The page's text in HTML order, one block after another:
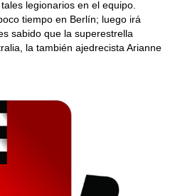
legionarios en el equipo.
tiempo en Berlín; luego irá
sabido que la superestrella
la también ajedrecista Arianne